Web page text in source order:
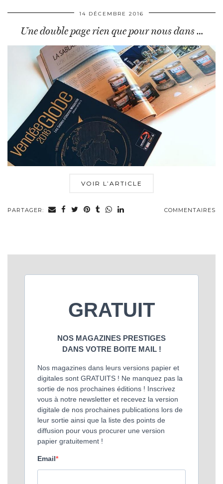
14 DÉCEMBRE 2016
Une double page rien que pour nous dans …
VOIR L’ARTICLE
PARTAGER: COMMENTAIRES